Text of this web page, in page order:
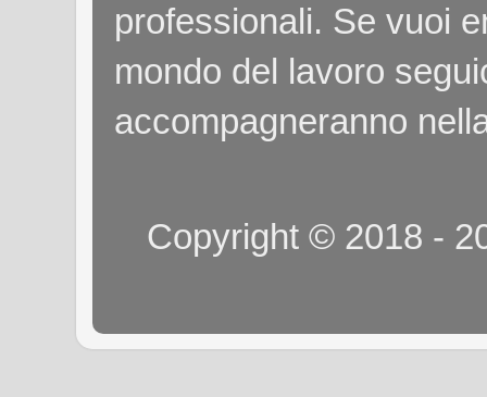
professionali. Se vuoi
mondo del lavoro
accompagneranno
Copyright © 2018 -